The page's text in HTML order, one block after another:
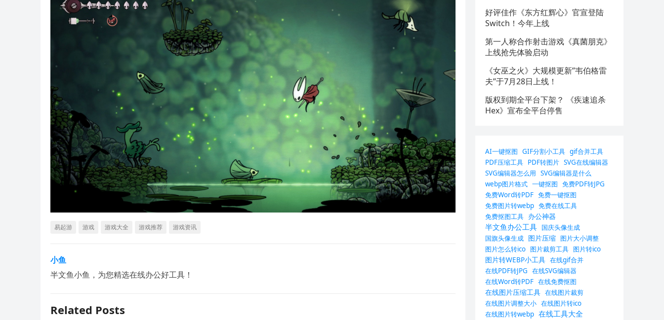
易起游 游戏 游戏大全 游戏推荐 游戏资讯
小鱼
半文鱼小鱼，为您精选在线办公好工具！
Related Posts
好评佳作《东方红辉心》官宣登陆
Switch！今年上线
第一人称合作射击游戏《真菌朋克》
上线抢先体验启动
《女巫之火》大规模更新”韦伯格雷
夫”于7月28日上线！
版权到期全平台下架？ 《疾速追杀
Hex》宣布全平台停售
AI一键抠图 GIF分割小工具 gif合并工具
PDF压缩工具 PDF转图片 SVG在线编辑器
SVG编辑器怎么用 SVG编辑器是什么
webp图片格式 一键抠图 免费PDF转JPG
免费Word转PDF 免费一键抠图
免费图片转webp 免费在线工具
免费抠图工具 办公神器
半文鱼办公工具 国庆头像生成
国旗头像生成 图片压缩 图片大小调整
图片怎么转ico 图片裁剪工具 图片转ico
图片转WEBP小工具 在线gif合并
在线PDF转JPG 在线SVG编辑器
在线Word转PDF 在线免费抠图
在线图片压缩工具 在线图片裁剪
在线图片调整大小 在线图片转ico
在线图片转webp 在线工具大全